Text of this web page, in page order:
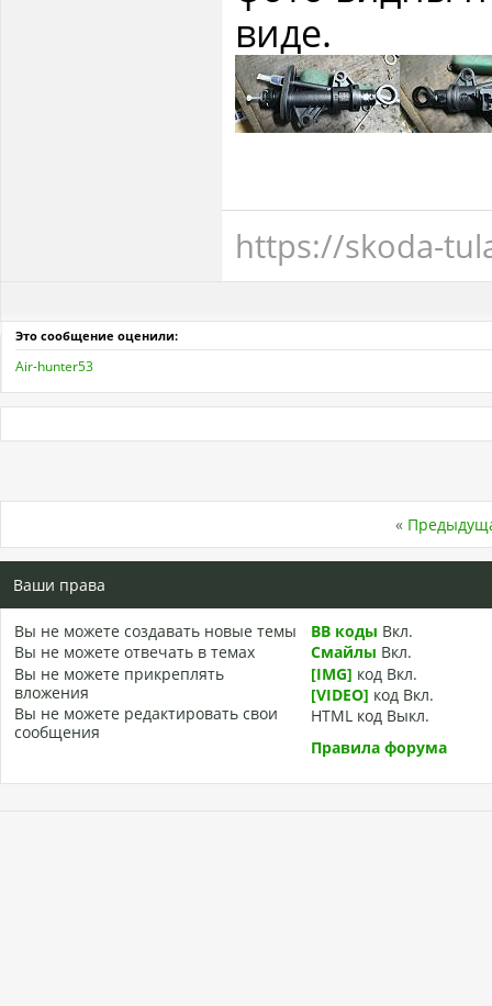
виде.
https://skoda-
Это сообщение оценили:
Air-hunter53
«
Ваши права
Вы не можете создавать новые темы
Вы не можете отвечать в темах
Вы не можете прикреплять
вложения
Вы не можете редактировать свои
сообщения
BB коды Вкл.
Смайлы Вкл.
[IMG] код Вкл.
[VIDEO] код Вкл.
HTML код Выкл.
Правила форума